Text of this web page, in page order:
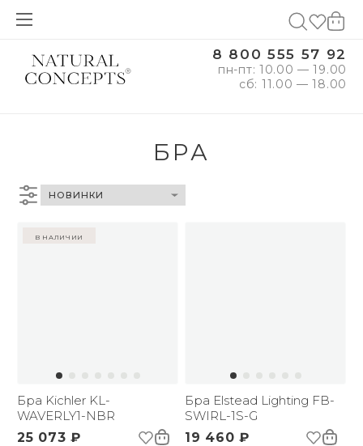
8 800 555 57 92
пн-пт: 10.00 — 19.00
сб: 11.00 — 18.00
БРА
в наличии
Бра Kichler KL-
WAVERLY1-NBR
25 073 ₽
Бра Elstead Lighting FB-
SWIRL-1S-G
19 460 ₽